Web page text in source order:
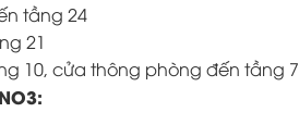
tầng 24
21
10, cửa thông phòng đến tầng 7